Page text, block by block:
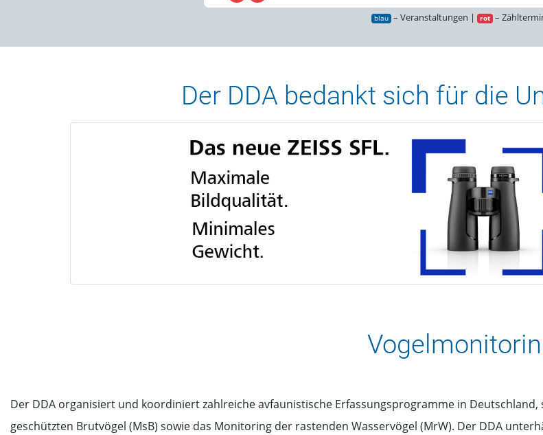
blau – Veranstaltungen | rot –
Der DDA bedankt sich für die
Der DDA organisiert und koordiniert zahlreiche avfaunistische Erfassungsprogramme in
geschützten Brutvögel (MsB) sowie das Monitoring der rastenden Wasservögel (MrW). Der DDA